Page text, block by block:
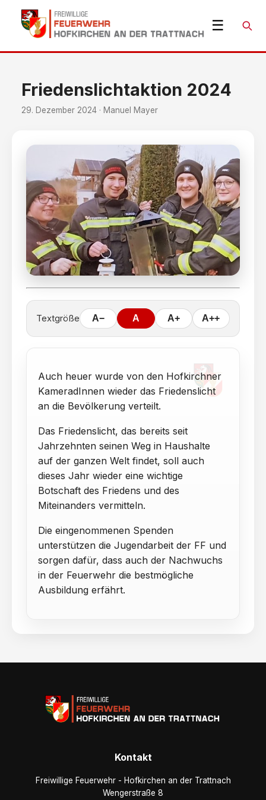
☰ Suche
Friedenslichtaktion 2024
29. Dezember 2024 · Manuel Mayer
Textgröße A− A A+ A++
Auch heuer wurde von den Hofkirchner
KameradInnen wieder das Friedenslicht
an die Bevölkerung verteilt.
Das Friedenslicht, das bereits seit
Jahrzehnten seinen Weg in Haushalte
auf der ganzen Welt findet, soll auch
dieses Jahr wieder eine wichtige
Botschaft des Friedens und des
Miteinanders vermitteln.
Die eingenommenen Spenden
unterstützen die Jugendarbeit der FF und
sorgen dafür, dass auch der Nachwuchs
in der Feuerwehr die bestmögliche
Ausbildung erfährt.
Kontakt
Freiwillige Feuerwehr - Hofkirchen an der Trattnach
Wengerstraße 8